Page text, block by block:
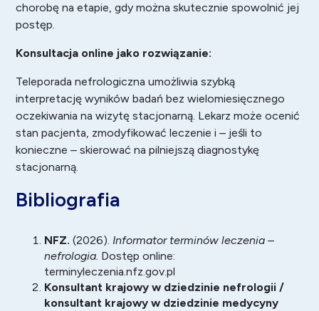
chorobę na etapie, gdy można skutecznie spowolnić jej
postęp.
Konsultacja online jako rozwiązanie:
Teleporada nefrologiczna umożliwia szybką
interpretację wyników badań bez wielomiesięcznego
oczekiwania na wizytę stacjonarną. Lekarz może ocenić
stan pacjenta, zmodyfikować leczenie i – jeśli to
konieczne – skierować na pilniejszą diagnostykę
stacjonarną.
Bibliografia
NFZ. (2026). Informator terminów leczenia –
nefrologia. Dostęp online:
terminyleczenia.nfz.gov.pl
Konsultant krajowy w dziedzinie nefrologii /
konsultant krajowy w dziedzinie medycyny